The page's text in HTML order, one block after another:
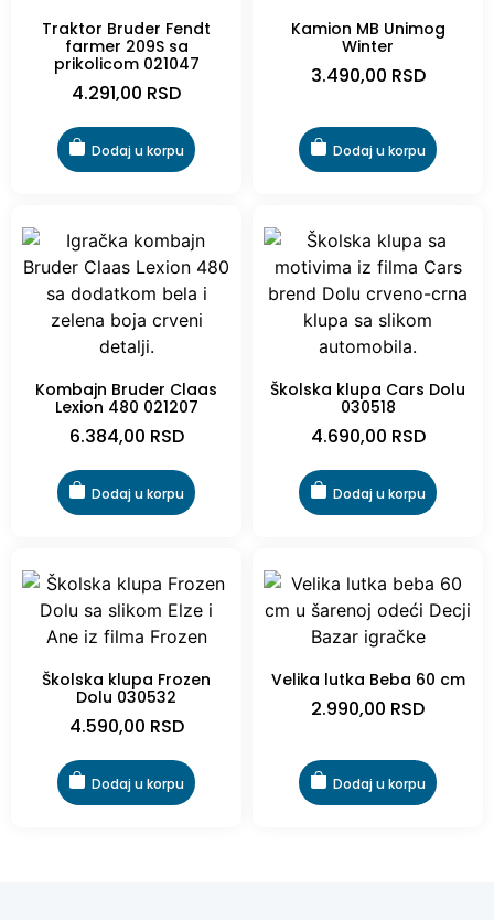
Traktor Bruder Fendt
farmer 209S sa
prikolicom 021047
4.291,00 RSD
Dodaj u korpu
Kamion MB Unimog
Winter
3.490,00 RSD
Dodaj u korpu
Kombajn Bruder Claas
Lexion 480 021207
6.384,00 RSD
Dodaj u korpu
Školska klupa Cars Dolu
030518
4.690,00 RSD
Dodaj u korpu
Školska klupa Frozen
Dolu 030532
4.590,00 RSD
Dodaj u korpu
Velika lutka Beba 60 cm
2.990,00 RSD
Dodaj u korpu